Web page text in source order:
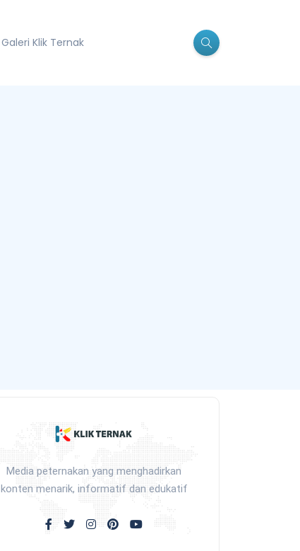
Galeri Klik Ternak
Media peternakan yang menghadirkan
konten menarik, informatif dan edukatif